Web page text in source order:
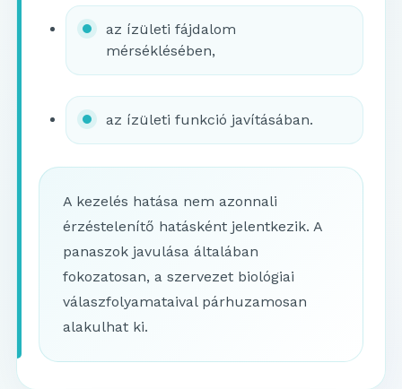
az ízületi fájdalom
mérséklésében,
az ízületi funkció javításában.
A kezelés hatása nem azonnali
érzéstelenítő hatásként jelentkezik. A
panaszok javulása általában
fokozatosan, a szervezet biológiai
válaszfolyamataival párhuzamosan
alakulhat ki.